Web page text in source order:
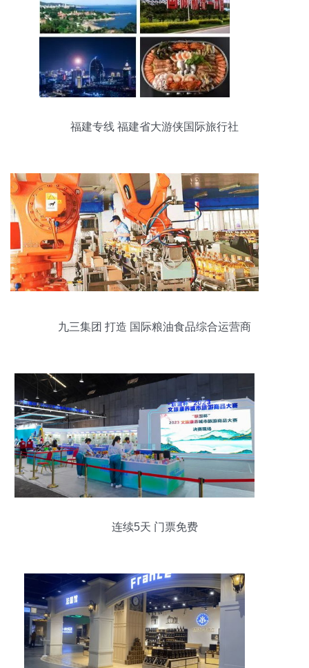
福建专线 福建省大游侠国际旅行社
九三集团 打造 国际粮油食品综合运营商
连续5天 门票免费